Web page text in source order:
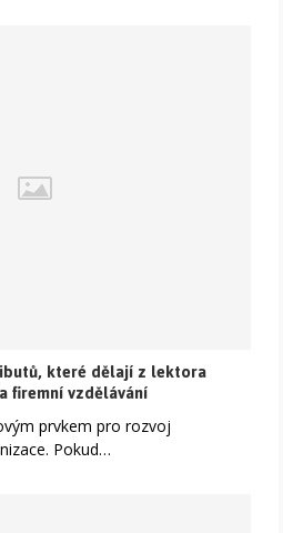
které dělají z lektora
firemní vzdělávání
prvkem pro rozvoj
Pokud…